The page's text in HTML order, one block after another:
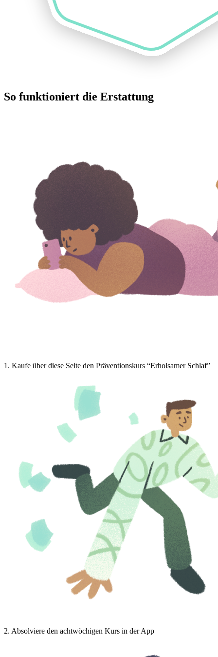
So funktioniert die Erstattung
1. Kaufe über diese Seite den Präventionskurs “Erholsamer Schlaf”
2. Absolviere den achtwöchigen Kurs in der App